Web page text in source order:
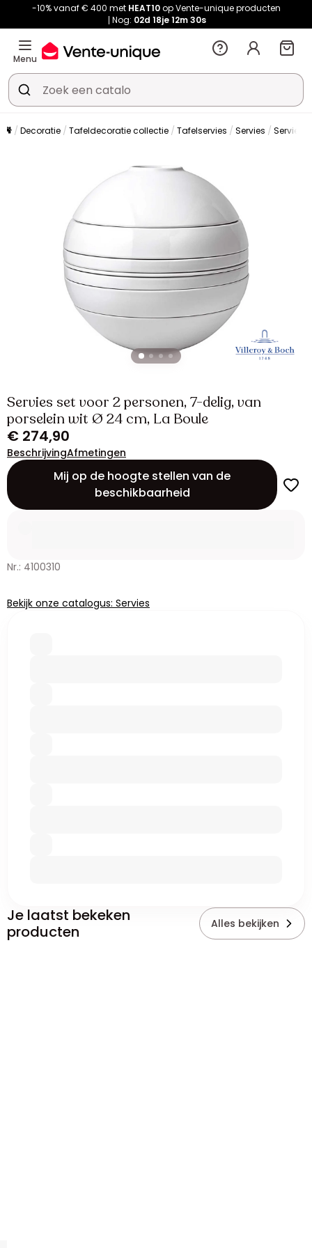
-10% vanaf € 400 met HEAT10op Vente-unique producten
Nog: 02d 18je12m30s
Menu
Decoratie Tafeldecoratie collectie Tafelservies Servies
Servies set voor 2 personen, 7-delig, van
porselein wit Ø 24 cm, La Boule
€ 274,90
BeschrijvingAfmetingen
Mij op de hoogte stellen van de
beschikbaarheid
Nr.: 4100310
Bekijk onze catalogus: Servies
Je laatst bekeken
producten
Alles bekijken